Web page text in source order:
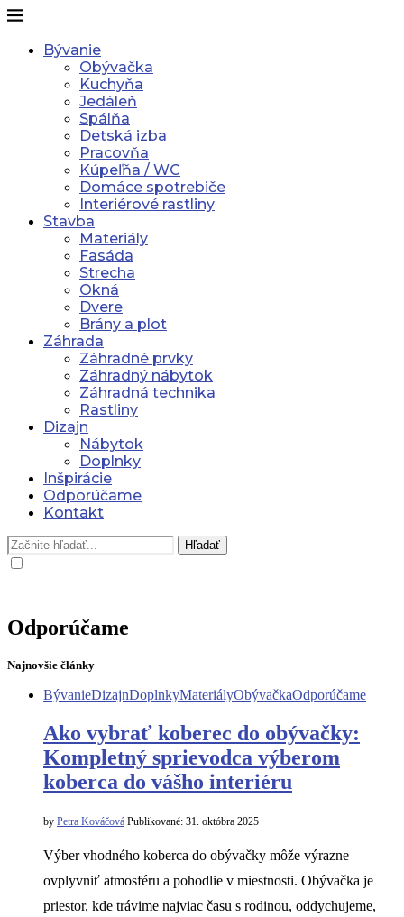
Bývanie
Obývačka
Kuchyňa
Jedáleň
Spálňa
Detská izba
Pracovňa
Kúpeľňa / WC
Domáce spotrebiče
Interiérové rastliny
Stavba
Materiály
Fasáda
Strecha
Okná
Dvere
Brány a plot
Záhrada
Záhradné prvky
Záhradný nábytok
Záhradná technika
Rastliny
Dizajn
Nábytok
Doplnky
Inšpirácie
Odporúčame
Kontakt
Hľadať
Odporúčame
Najnovšie články
BývanieDizajnDoplnkyMateriályObývačkaOdporúčame
Ako vybrať koberec do obývačky:
Kompletný sprievodca výberom
koberca do vášho interiéru
by Petra Kováčová Publikované: 31. októbra 2025
Výber vhodného koberca do obývačky môže výrazne
ovplyvniť atmosféru a pohodlie v miestnosti. Obývačka je
priestor, kde trávime najviac času s rodinou, oddychujeme,